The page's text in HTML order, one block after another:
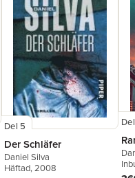
Del 5
Der Schläfer
Daniel Silva
Häftad, 2008